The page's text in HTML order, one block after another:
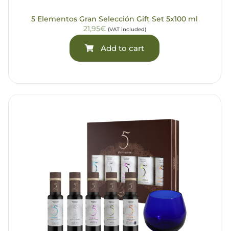
5 Elementos Gran Selección Gift Set 5x100 ml
21,95€ (VAT included)
Add to cart